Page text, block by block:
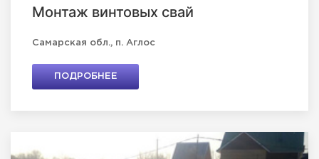
Монтаж винтовых свай
Самарская обл., п. Аглос
ПОДРОБНЕЕ